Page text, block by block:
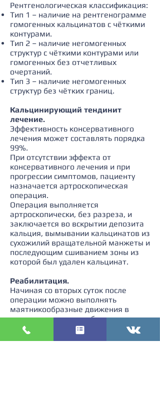
Рентгенологическая классификация:
Тип 1 – наличие на рентгенограмме
гомогенных кальцинатов с чёткими
контурами.
Тип 2 – наличие негомогенных
структур с чёткими контурами или
гомогенных без отчетливых
очертаний.
Тип 3 – наличие негомогенных
структур без чётких границ.
Кальцинирующий тендинит
лечение.
Эффективность консервативного
лечения может составлять порядка
99%.
При отсутствии эффекта от
консервативного лечения и при
прогрессии симптомов, пациенту
назначается артроскопическая
операция.
Операция выполняется
артроскопически, без разреза, и
заключается во вскрытии депозита
кальция, вымывании кальцинатов из
сухожилий вращательной манжеты и
последующим сшиванием зоны из
которой был удален кальцинат.
Реабилитация.
Начиная со вторых суток после
операции можно выполнять
маятникообразные движения в
плечевом суставе, работать с
кистевым эспандером.
Реабилитационные мероприятия в